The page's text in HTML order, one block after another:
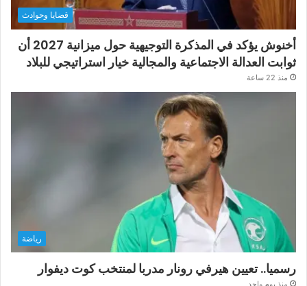
قضايا وحوادث
أخنوش يؤكد في المذكرة التوجيهية حول ميزانية 2027 أن
ثوابت العدالة الاجتماعية والمجالية خيار استراتيجي للبلاد
منذ 22 ساعة
رياضة
رسميا.. تعيين هيرفي رونار مدربا لمنتخب كوت ديفوار
منذ يوم واحد